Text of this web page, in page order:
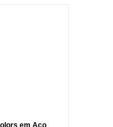
em Aço